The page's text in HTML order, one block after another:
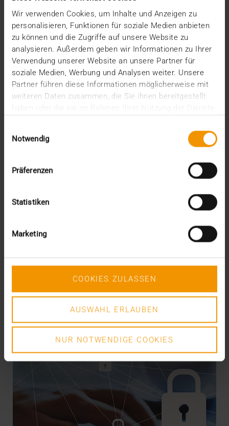
Wir verwenden Cookies, um Inhalte und Anzeigen zu
personalisieren, Funktionen für soziale Medien anbieten
zu können und die Zugriffe auf unsere Website zu
analysieren. Außerdem geben wir Informationen zu Ihrer
Verwendung unserer Website an unsere Partner für
soziale Medien, Werbung und Analysen weiter. Unsere
Partner führen diese Informationen möglicherweise mit
weiteren Daten zusammen, die Sie ihnen bereitgestellt
Notwendig
Präferenzen
Statistiken
Marketing
COOKIES ZULASSEN
AUSWAHL ERLAUBEN
NUR NOTWENDIGE COOKIES
JiveX Enterprise PACS à la Clinique
29.11.2022
VISUS HEALTH IT